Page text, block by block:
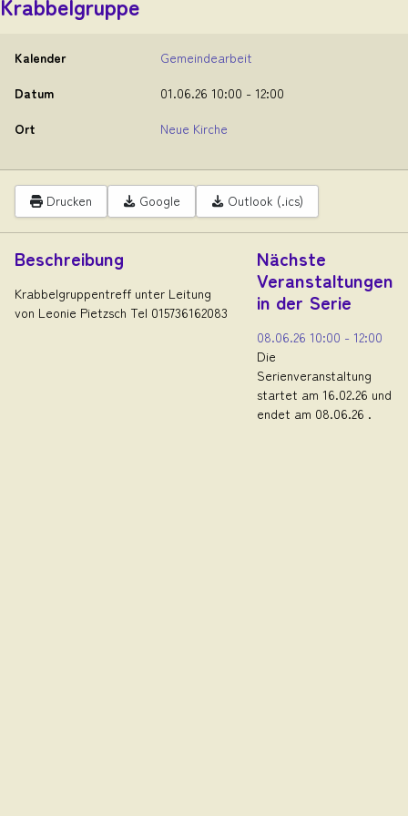
Kalender
Gemeindearbeit
Datum
01.06.26 10:00 - 12:00
Ort
Neue Kirche
Drucken Google Outlook (.ics)
Beschreibung
Krabbelgruppentreff unter Leitung
von Leonie Pietzsch Tel 015736162083
Nächste
Veranstaltungen
in der Serie
08.06.26 10:00 - 12:00
Die
Serienveranstaltung
startet am 16.02.26 und
endet am 08.06.26 .